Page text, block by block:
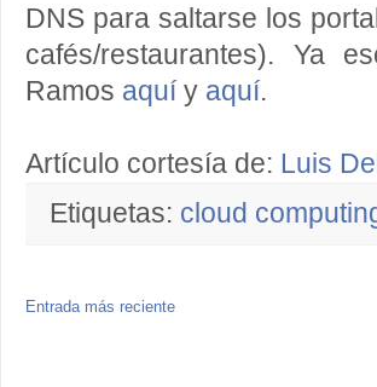
DNS para saltarse los
cafés/restaurantes). Ya
Ramos aquí y aquí.
Artículo cortesía de: Luis
Etiquetas: cloud
Entrada más reciente